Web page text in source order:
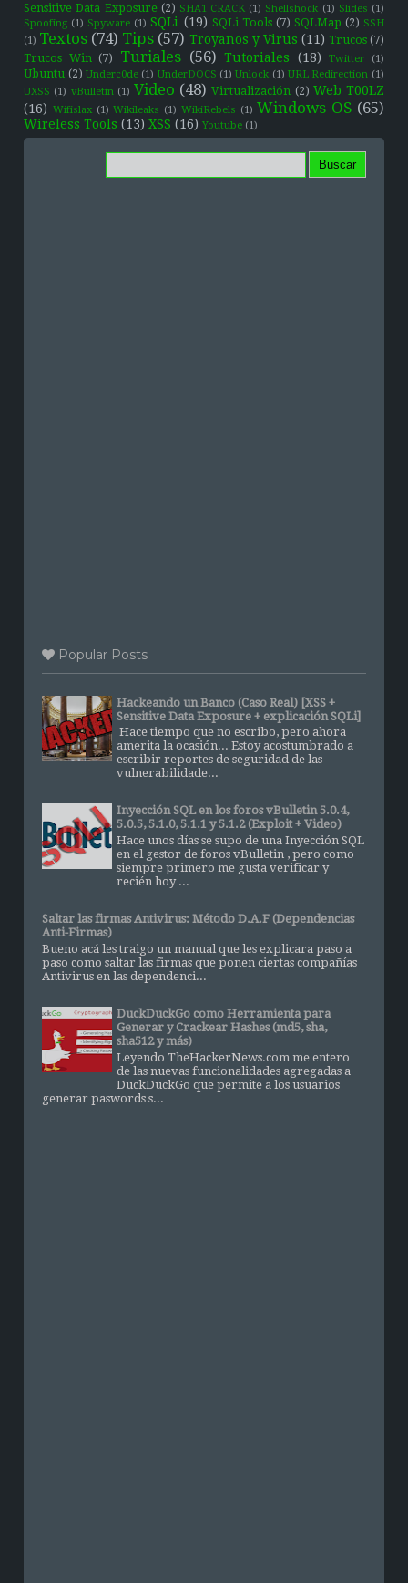
Sensitive Data Exposure (2) SHA1 CRACK (1) Shellshock (1) Slides (1)
Spoofing (1) Spyware (1) SQLi (19) SQLi Tools (7) SQLMap (2) SSH
(1) Textos (74) Tips (57) Troyanos y Virus (11) Trucos (7)
Trucos Win (7) Turiales (56) Tutoriales (18) Twitter (1)
Ubuntu (2) Underc0de (1) UnderDOCS (1) Unlock (1) URL Redirection (1)
UXSS (1) vBulletin (1) Video (48) Virtualización (2) Web T00LZ
(16) Wifislax (1) Wikileaks (1) WikiRebels (1) Windows OS (65)
Wireless Tools (13) XSS (16) Youtube (1)
Popular Posts
Hackeando un Banco (Caso Real) [XSS +
Sensitive Data Exposure + explicación SQLi]
Hace tiempo que no escribo, pero ahora
amerita la ocasión... Estoy acostumbrado a
escribir reportes de seguridad de las
vulnerabilidade...
Inyección SQL en los foros vBulletin 5.0.4,
5.0.5, 5.1.0, 5.1.1 y 5.1.2 (Exploit + Video)
Hace unos días se supo de una Inyección SQL
en el gestor de foros vBulletin , pero como
siempre primero me gusta verificar y
recién hoy ...
Saltar las firmas Antivirus: Método D.A.F (Dependencias
Anti-Firmas)
Bueno acá les traigo un manual que les explicara paso a
paso como saltar las firmas que ponen ciertas compañías
Antivirus en las dependenci...
DuckDuckGo como Herramienta para
Generar y Crackear Hashes (md5, sha,
sha512 y más)
Leyendo TheHackerNews.com me entero
de las nuevas funcionalidades agregadas a
DuckDuckGo que permite a los usuarios
generar paswords s...